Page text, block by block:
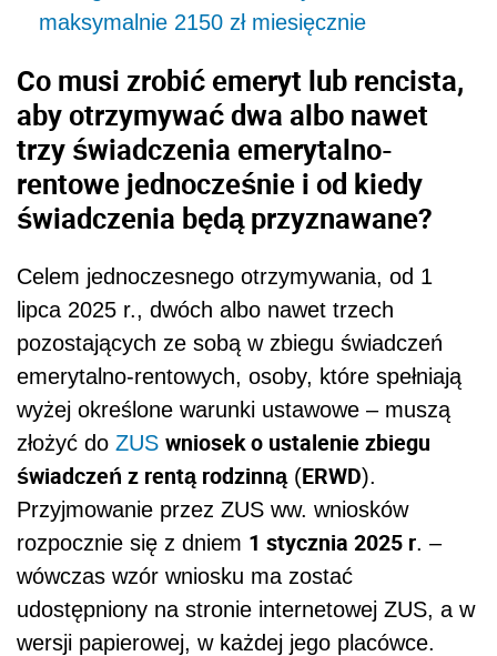
maksymalnie 2150 zł miesięcznie
Co musi zrobić emeryt lub rencista,
aby otrzymywać dwa albo nawet
trzy świadczenia emerytalno-
rentowe jednocześnie i od kiedy
świadczenia będą przyznawane?
Celem jednoczesnego otrzymywania, od 1
lipca 2025 r., dwóch albo nawet trzech
pozostających ze sobą w zbiegu świadczeń
emerytalno-rentowych, osoby, które spełniają
wyżej określone warunki ustawowe – muszą
złożyć do ZUS wniosek o ustalenie zbiegu
świadczeń z rentą rodzinną(ERWD).
Przyjmowanie przez ZUS ww. wniosków
rozpocznie się z dniem 1 stycznia 2025 r. –
wówczas wzór wniosku ma zostać
udostępniony na stronie internetowej ZUS, a w
wersji papierowej, w każdej jego placówce.